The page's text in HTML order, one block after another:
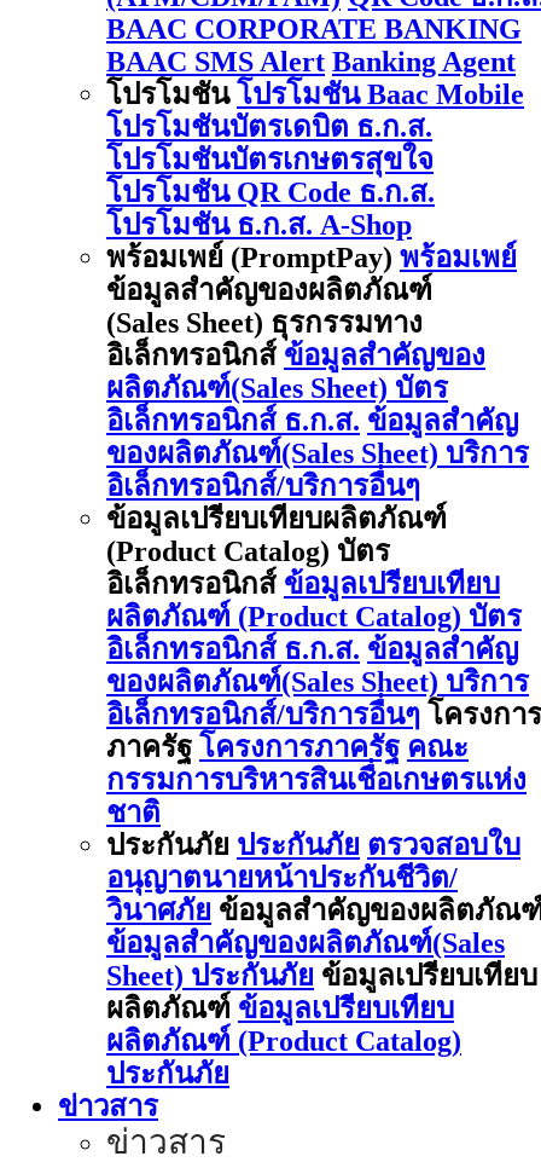
BAAC CORPORATE BANKING
BAAC SMS Alert Banking Agent
โปรโมชัน โปรโมชัน Baac Mobile
โปรโมชันบัตรเดบิต ธ.ก.ส.
โปรโมชันบัตรเกษตรสุขใจ
โปรโมชัน QR Code ธ.ก.ส.
โปรโมชัน ธ.ก.ส. A-Shop
พร้อมเพย์ (PromptPay) พร้อมเพย์
ข้อมูลสำคัญของผลิตภัณฑ์
(Sales Sheet) ธุรกรรมทาง
อิเล็กทรอนิกส์ ข้อมูลสำคัญของ
ผลิตภัณฑ์(Sales Sheet) บัตร
อิเล็กทรอนิกส์ ธ.ก.ส. ข้อมูลสำคัญ
ของผลิตภัณฑ์(Sales Sheet) บริการ
อิเล็กทรอนิกส์/บริการอื่นๆ
ข้อมูลเปรียบเทียบผลิตภัณฑ์
(Product Catalog) บัตร
อิเล็กทรอนิกส์ ข้อมูลเปรียบเทียบ
ผลิตภัณฑ์ (Product Catalog) บัตร
อิเล็กทรอนิกส์ ธ.ก.ส. ข้อมูลสำคัญ
ของผลิตภัณฑ์(Sales Sheet) บริการ
อิเล็กทรอนิกส์/บริการอื่นๆ โครงการ
ภาครัฐ โครงการภาครัฐ คณะ
กรรมการบริหารสินเชื่อเกษตรแห่ง
ชาติ
ประกันภัย ประกันภัย ตรวจสอบใบ
อนุญาตนายหน้าประกันชีวิต/
วินาศภัย ข้อมูลสำคัญของผลิตภัณ
ข้อมูลสำคัญของผลิตภัณฑ์(Sales
Sheet) ประกันภัย ข้อมูลเปรียบเทียบ
ผลิตภัณฑ์ ข้อมูลเปรียบเทียบ
ผลิตภัณฑ์ (Product Catalog)
ประกันภัย
ข่าวสาร
ข่าวสาร